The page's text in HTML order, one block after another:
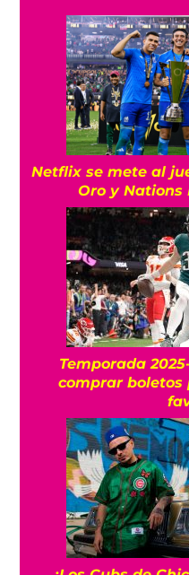
Netflix se mete al
Oro y Nations
Temporada
comprar boletos